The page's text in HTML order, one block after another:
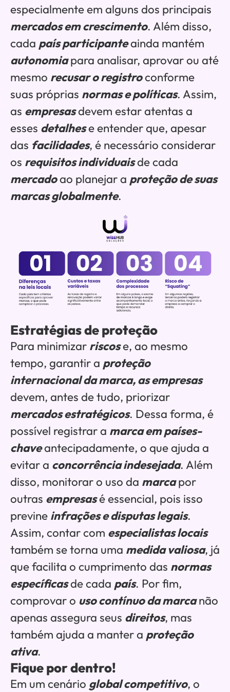
especialmente em alguns dos principais
mercados em crescimento. Além disso,
cada país participanteainda mantém
autonomiapara analisar, aprovar ou até
mesmo recusar o registroconforme
suas próprias normas e políticas. Assim,
as empresasdevem estar atentas a
esses detalhese entender que, apesar
das facilidades, é necessário considerar
os requisitos individuaisde cada
mercadoao planejar a proteção de suas
marcas globalmente.
Estratégias de proteção
Para minimizar riscose, ao mesmo
tempo, garantir a proteção
internacional da marca, as empresas
devem, antes de tudo, priorizar
mercados estratégicos. Dessa forma, é
possível registrar a marca em países-
chaveantecipadamente, o que ajuda a
evitar a concorrência indesejada. Além
disso, monitorar o uso da marcapor
outras empresasé essencial, pois isso
previne infrações e disputas legais.
Assim, contar com especialistas locais
também se torna uma medida valiosa, já
que facilita o cumprimento das normas
específicasde cada país. Por fim,
comprovar o uso contínuo da marcanão
apenas assegura seus direitos, mas
também ajuda a manter a proteção
ativa.
Fique por dentro!
Em um cenário global competitivo, o